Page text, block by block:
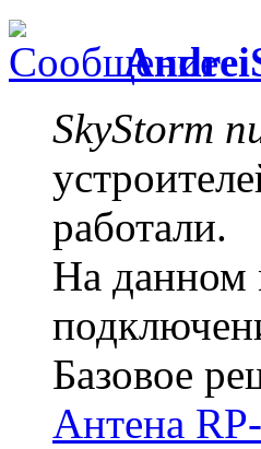
SkyStorm
работали.
На данном
Базовое
Антена